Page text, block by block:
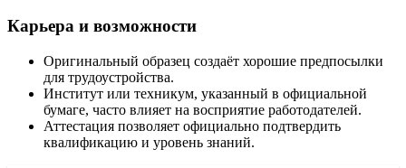
Карьера и возможности
Оригинальный образец создаёт хорошие предпосылки
для трудоустройства.
Институт или техникум, указанный в официальной
бумаге, часто влияет на восприятие работодателей.
Аттестация позволяет официально подтвердить
квалификацию и уровень знаний.